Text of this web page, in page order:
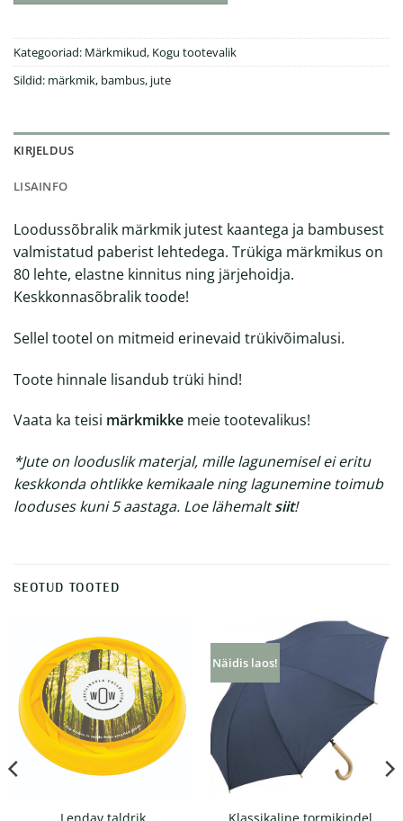
Kategooriad: Märkmikud, Kogu tootevalik
Sildid: märkmik, bambus, jute
KIRJELDUS
LISAINFO
Loodussõbralik märkmik jutest kaantega ja bambusest
valmistatud paberist lehtedega. Trükiga märkmikus on
80 lehte, elastne kinnitus ning järjehoidja.
Keskkonnasõbralik toode!
Sellel tootel on mitmeid erinevaid trükivõimalusi.
Toote hinnale lisandub trüki hind!
Vaata ka teisi märkmikke meie tootevalikus!
*Jute on looduslik materjal, mille lagunemisel ei eritu
keskkonda ohtlikke kemikaale ning lagunemine toimub
looduses kuni 5 aastaga. Loe lähemaltsiit!
SEOTUD TOOTED
Näidis laos!
Klassikaline tormikindel